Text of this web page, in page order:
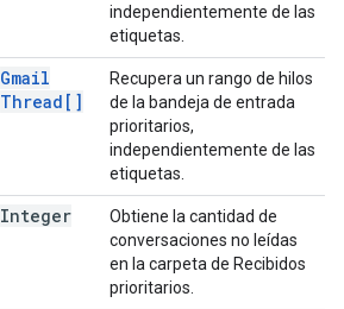
independientemente de las
etiquetas.
Gmail
Thread[]
Recupera un rango de hilos
de la bandeja de entrada
prioritarios,
independientemente de las
etiquetas.
Integer
Obtiene la cantidad de
conversaciones no leídas
en la carpeta de Recibidos
prioritarios.